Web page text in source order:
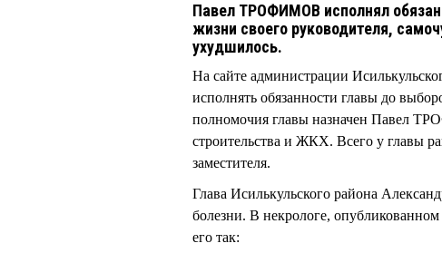
Павел ТРОФИМОВ исполнял
жизни своего руководителя,
ухудшилось.
На сайте администрации
исполнять обязанности главы до
полномочия главы назначен Павел
строительства и ЖКХ. Всего у главы
заместителя.
Глава Исилькульского района
болезни. В некрологе, опубликованном
его так: